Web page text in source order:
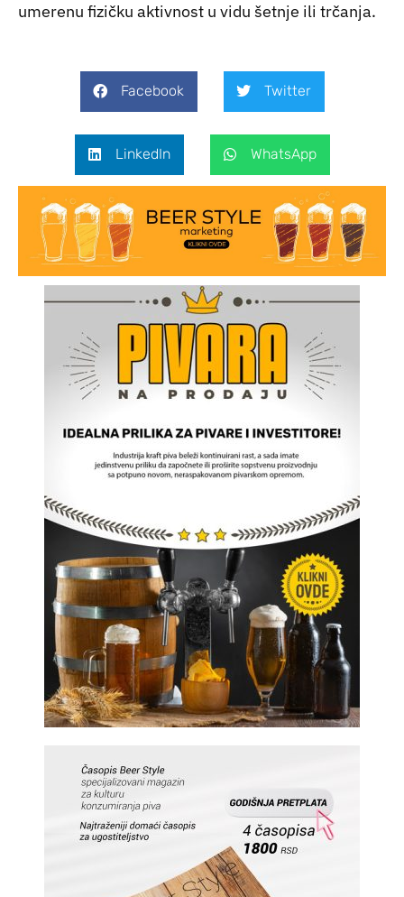
umerenu fizičku aktivnost u vidu šetnje ili trčanja.
Facebook Twitter
LinkedIn WhatsApp